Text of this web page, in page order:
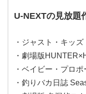
U-NEXTの見放題
・ジャスト・キッズ
・劇場版
・ベイビー・プロ
・釣りバカ日誌